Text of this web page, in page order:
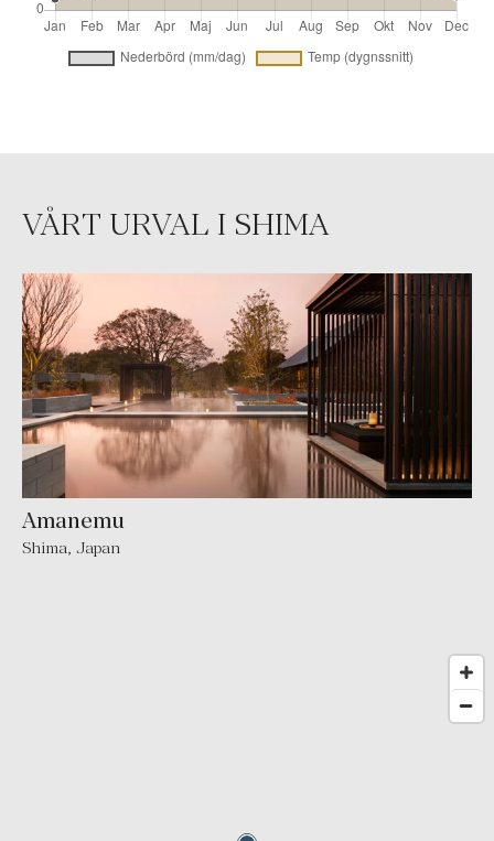
VÅRT URVAL I SHIMA
Amanemu
Shima, Japan